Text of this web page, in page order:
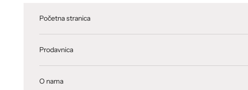
Početna stranica
Prodavnica
O nama